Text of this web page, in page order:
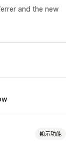
and the new
顯示功能